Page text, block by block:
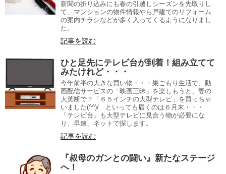
新聞の折り込みにも春の引越しシーズンを先取りし
て、マンションの物件情報やら戸建てのリフォーム
の案内チラシなどが多く入ってくるようになりまし
た。
記事を読む
ひと足先にテレビ台が到着！組み立てて
みたけれど・・・
今年前半の大きな買い物・・・巣ごもり生活で、動
画配信サービスの「映画三昧」を楽しもうと、妻の
大英断で？「６５インチの大型テレビ」を買っちゃ
いました(^^)/ といっても届くのは６月末・・・
「テレビ台」も大型テレビに見合う物が必要にな
り、早速、ネットで探します。
記事を読む
『叔母のガンとの闘い』新たなステージ
へ！